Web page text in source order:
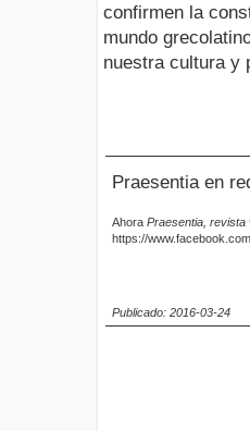
confirmen la
mundo
nuestra cultura y
Praesentia en
Ahora Praesentia, revista
https://
Publicado: 2016-03-24